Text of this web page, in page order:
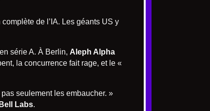
de l’IA. Les géants US y
série A. À Berlin, Aleph Alpha
la concurrence fait rage, et le «
seulement les embaucher. »
Bell Labs.